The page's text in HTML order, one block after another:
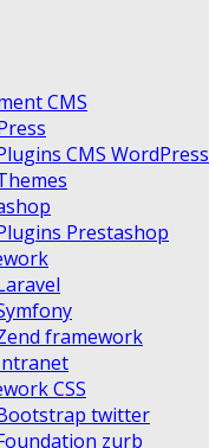
CMS
CMS WordPress
Prestashop
framework
CSS
twitter
zurb